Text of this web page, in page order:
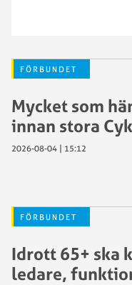
FÖRBUNDET
Mycket som
innan stora
2026-08-04 | 15:12
FÖRBUNDET
Idrott 65+ ska
ledare,